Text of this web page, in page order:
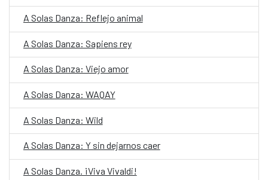
A Solas Danza: Reflejo animal
A Solas Danza: Sapiens rey
A Solas Danza: Viejo amor
A Solas Danza: WAQAY
A Solas Danza: Wild
A Solas Danza: Y sin dejarnos caer
A Solas Danza. ¡Viva Vivaldi!